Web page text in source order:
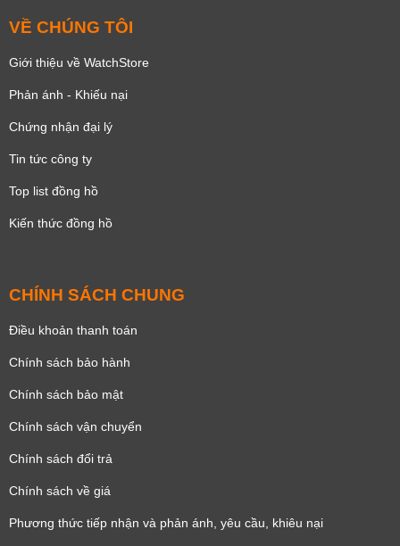
VỀ CHÚNG TÔI
Giới thiệu về WatchStore
Phản ánh - Khiếu nại
Chứng nhận đại lý
Tin tức công ty
Top list đồng hồ
Kiến thức đồng hồ
CHÍNH SÁCH CHUNG
Điều khoản thanh toán
Chính sách bảo hành
Chính sách bảo mật
Chính sách vận chuyển
Chính sách đổi trả
Chính sách về giá
Phương thức tiếp nhận và phản ánh, yêu cầu, khiêu nại